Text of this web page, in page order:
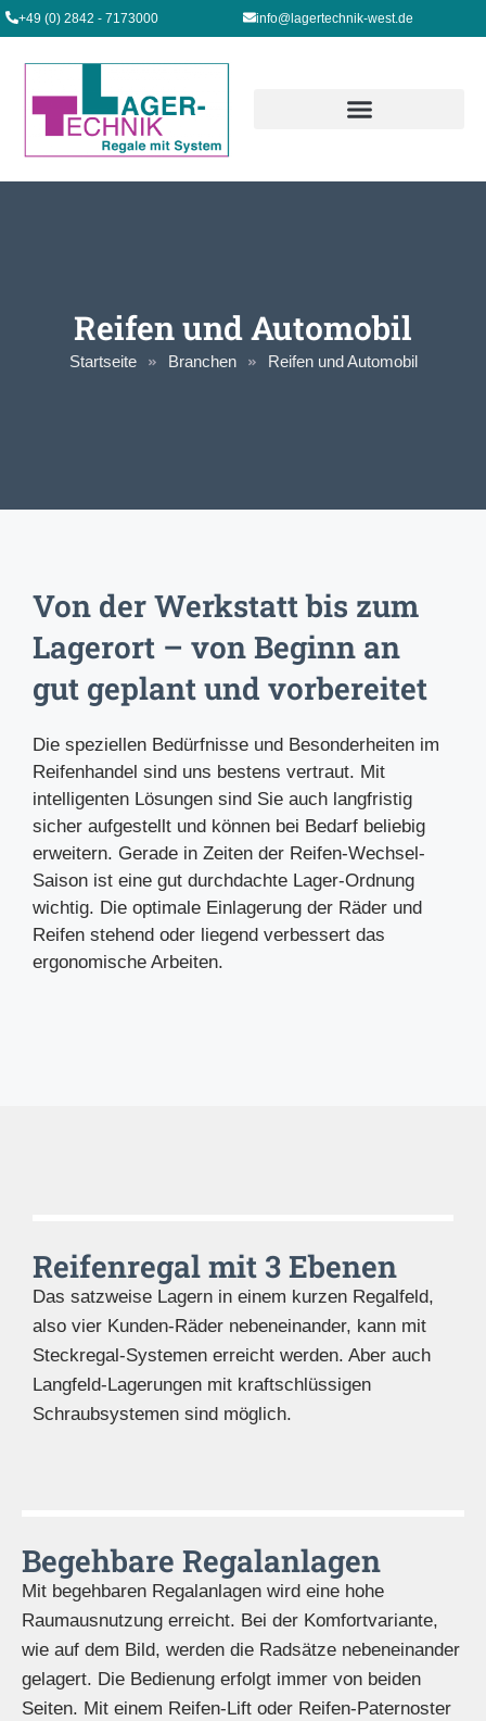
+49 (0) 2842 - 7173000 info@lagertechnik-west.de
Reifen und Automobil
Startseite Branchen Reifen und Automobil
Von der Werkstatt bis zum
Lagerort – von Beginn an
gut geplant und vorbereitet
Die speziellen Bedürfnisse und Besonderheiten im
Reifenhandel sind uns bestens vertraut. Mit
intelligenten Lösungen sind Sie auch langfristig
sicher aufgestellt und können bei Bedarf beliebig
erweitern. Gerade in Zeiten der Reifen-Wechsel-
Saison ist eine gut durchdachte Lager-Ordnung
wichtig. Die optimale Einlagerung der Räder und
Reifen stehend oder liegend verbessert das
ergonomische Arbeiten.
Reifenregal mit 3 Ebenen
Das satzweise Lagern in einem kurzen Regalfeld,
also vier Kunden-Räder nebeneinander, kann mit
Steckregal-Systemen erreicht werden. Aber auch
Langfeld-Lagerungen mit kraftschlüssigen
Schraubsystemen sind möglich.
Begehbare Regalanlagen
Mit begehbaren Regalanlagen wird eine hohe
Raumausnutzung erreicht. Bei der Komfortvariante,
wie auf dem Bild, werden die Radsätze nebeneinander
gelagert. Die Bedienung erfolgt immer von beiden
Seiten. Mit einem Reifen-Lift oder Reifen-Paternoster